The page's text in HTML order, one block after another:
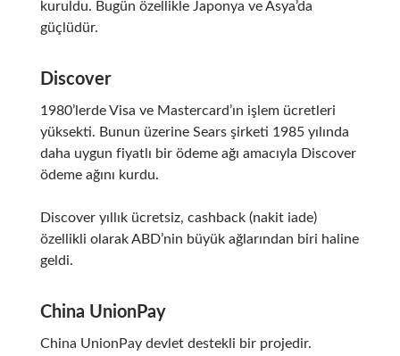
kuruldu. Bugün özellikle Japonya ve Asya’da
güçlüdür.
Discover
1980’lerde Visa ve Mastercard’ın işlem ücretleri
yüksekti. Bunun üzerine Sears şirketi 1985 yılında
daha uygun fiyatlı bir ödeme ağı amacıyla Discover
ödeme ağını kurdu.
Discover yıllık ücretsiz, cashback (nakit iade)
özellikli olarak ABD’nin büyük ağlarından biri haline
geldi.
China UnionPay
China UnionPaydevlet destekli bir projedir.